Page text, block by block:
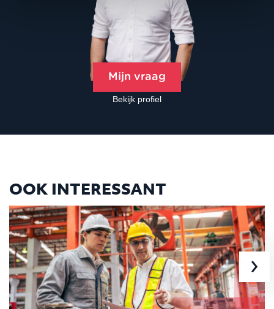
Mijn vraag
Bekijk profiel
OOK INTERESSANT
›